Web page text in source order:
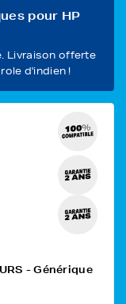
pour HP
Livraison offerte
d'indien !
- Générique